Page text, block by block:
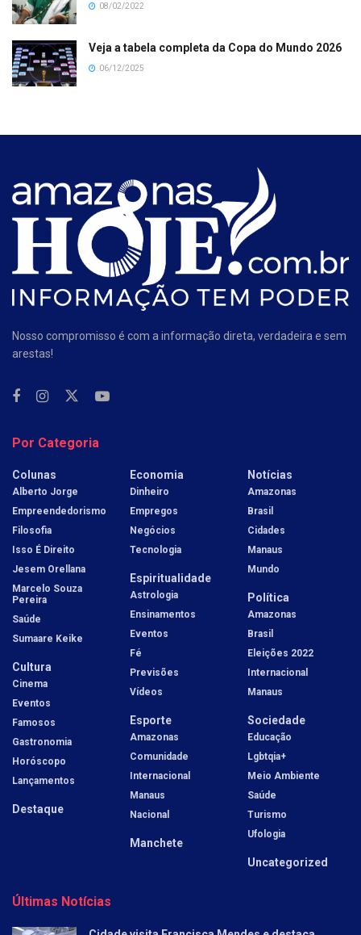
08/02/2022
Veja a tabela completa da Copa do Mundo 2026
06/12/2025
Nosso compromisso é com a informação direta, verdadeira e sem
arestas!
Por Categoria
Colunas
Alberto Jorge
Empreendedorismo
Filosofia
Isso É Direito
Jesem Orellana
Marcelo Souza
Pereira
Saúde
Sumaare Keike
Cultura
Cinema
Eventos
Famosos
Gastronomia
Horóscopo
Lançamentos
Destaque
Economia
Dinheiro
Empregos
Negócios
Tecnologia
Espiritualidade
Astrologia
Ensinamentos
Eventos
Fé
Previsões
Vídeos
Esporte
Amazonas
Comunidade
Internacional
Manaus
Nacional
Manchete
Notícias
Amazonas
Brasil
Cidades
Manaus
Mundo
Política
Amazonas
Brasil
Eleições 2022
Internacional
Manaus
Sociedade
Educação
Lgbtqia+
Meio Ambiente
Saúde
Turismo
Ufologia
Uncategorized
Últimas Notícias